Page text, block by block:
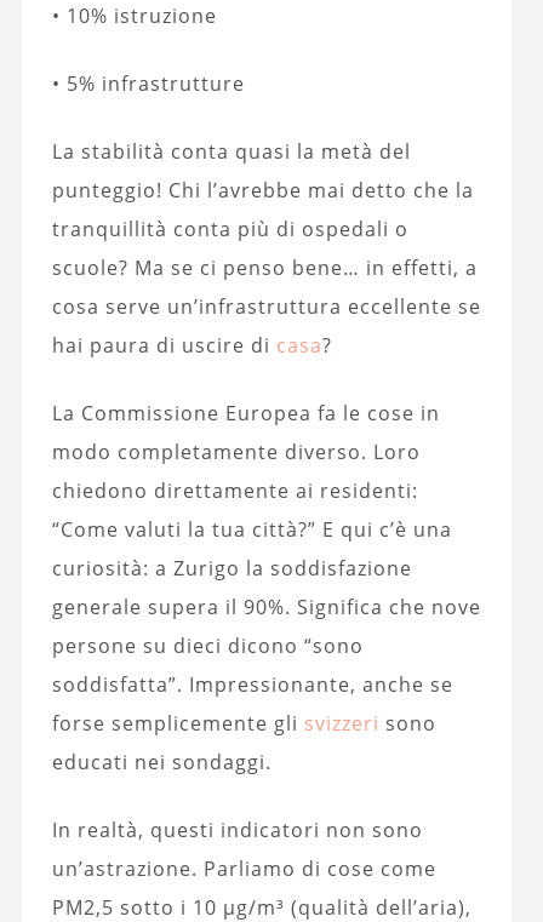
• 10% istruzione
• 5% infrastrutture
La stabilità conta quasi la metà del
punteggio! Chi l’avrebbe mai detto che la
tranquillità conta più di ospedali o
scuole? Ma se ci penso bene… in effetti, a
cosa serve un’infrastruttura eccellente se
hai paura di uscire di casa?
La Commissione Europea fa le cose in
modo completamente diverso. Loro
chiedono direttamente ai residenti:
“Come valuti la tua città?” E qui c’è una
curiosità: a Zurigo la soddisfazione
generale supera il 90%. Significa che nove
persone su dieci dicono “sono
soddisfatta”. Impressionante, anche se
forse semplicemente gli svizzeri sono
educati nei sondaggi.
In realtà, questi indicatori non sono
un’astrazione. Parliamo di cose come
PM2,5 sotto i 10 µg/m³ (qualità dell’aria),